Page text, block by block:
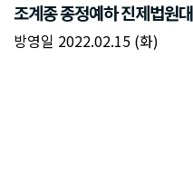
조계종 종정예하 진제법원
방영일 2022.02.15 (화)